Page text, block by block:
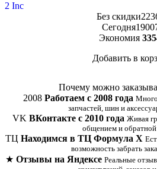
Без скидки
Сегодня
Экономия
Добавить в
Почему можно
2008 Работаем с 2008 года Много
запчастей, шин и
VK ВКонтакте с 2010 года Живая
общением и обратной
ТЦ Находимся в ТЦ Формула Х
возможность забрать
★ Отзывы на Яндексе Реальные